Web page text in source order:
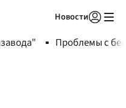
Новости
Проблемы с